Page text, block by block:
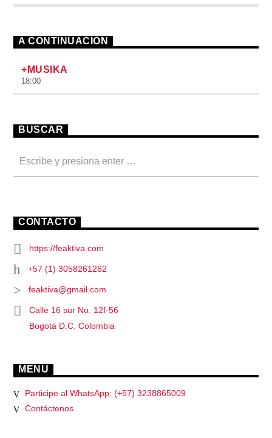
A CONTINUACIÓN
+MUSIKA
18:00
BUSCAR
CONTACTO
https://feaktiva.com
+57 (1) 3058261262
feaktiva@gmail.com
Calle 16 sur No. 12f-56
Bogotá D.C. Colombia
MENU
Participe al WhatsApp: (+57) 3238865009
Contáctenos